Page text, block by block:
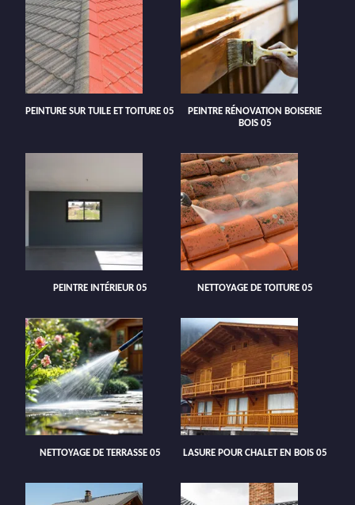
PEINTURE SUR TUILE ET TOITURE 05
PEINTRE RÉNOVATION BOISERIE
BOIS 05
PEINTRE INTÉRIEUR 05 NETTOYAGE DE TOITURE 05
NETTOYAGE DE TERRASSE 05 LASURE POUR CHALET EN BOIS 05